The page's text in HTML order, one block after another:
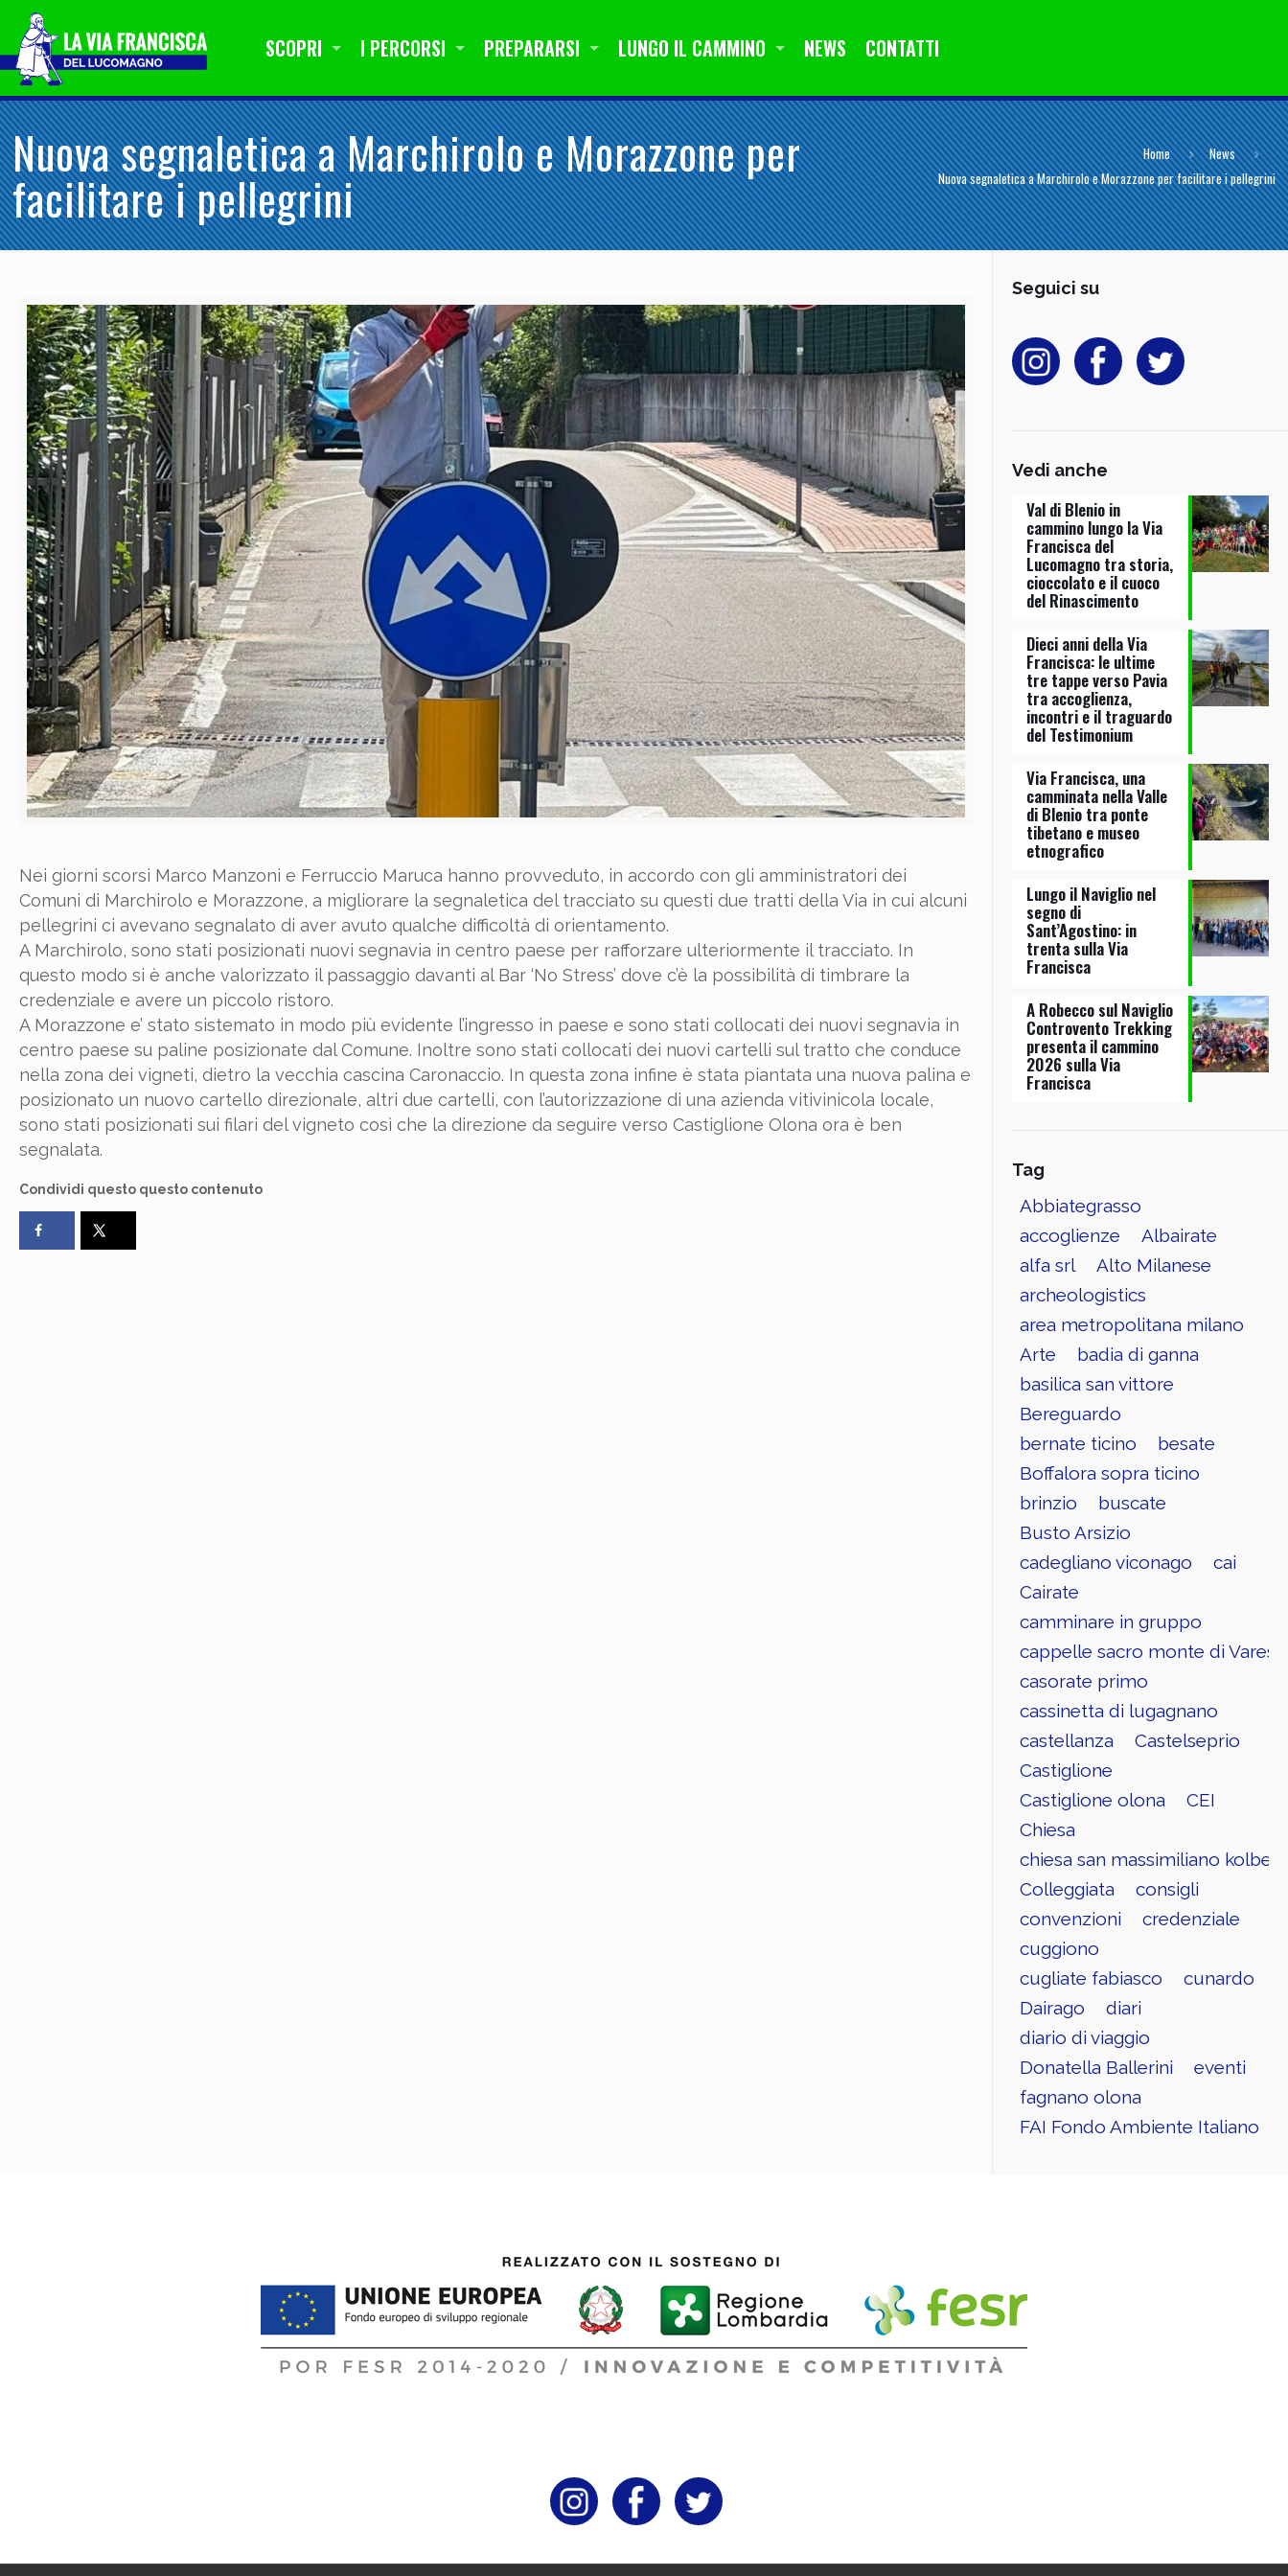
SCOPRI I PERCORSI PREPARARSI LUNGO IL CAMMINO NEWS CONTATTI
Nuova segnaletica a Marchirolo e Morazzone per
facilitare i pellegrini
Home
News
Nuova segnaletica a Marchirolo e Morazzone per facilitare i pellegrini
Nei giorni scorsi Marco Manzoni e Ferruccio Maruca hanno provveduto, in accordo con gli amministratori dei
Comuni di Marchirolo e Morazzone, a migliorare la segnaletica del tracciato su questi due tratti della Via in cui alcuni
pellegrini ci avevano segnalato di aver avuto qualche difficoltà di orientamento.
A Marchirolo, sono stati posizionati nuovi segnavia in centro paese per rafforzare ulteriormente il tracciato. In
questo modo si è anche valorizzato il passaggio davanti al Bar ‘No Stress’ dove c’è la possibilità di timbrare la
credenziale e avere un piccolo ristoro.
A Morazzone e’ stato sistemato in modo più evidente l’ingresso in paese e sono stati collocati dei nuovi segnavia in
centro paese su paline posizionate dal Comune. Inoltre sono stati collocati dei nuovi cartelli sul tratto che conduce
nella zona dei vigneti, dietro la vecchia cascina Caronaccio. In questa zona infine è stata piantata una nuova palina e
posizionato un nuovo cartello direzionale, altri due cartelli, con l’autorizzazione di una azienda vitivinicola locale,
sono stati posizionati sui filari del vigneto così che la direzione da seguire verso Castiglione Olona ora è ben
segnalata.
Condividi questo questo contenuto
Seguici su
Vedi anche
Val di Blenio in
cammino lungo la Via
Francisca del
Lucomagno tra storia,
cioccolato e il cuoco
del Rinascimento
Dieci anni della Via
Francisca: le ultime
tre tappe verso Pavia
tra accoglienza,
incontri e il traguardo
del Testimonium
Via Francisca, una
camminata nella Valle
di Blenio tra ponte
tibetano e museo
etnografico
Lungo il Naviglio nel
segno di
Sant’Agostino: in
trenta sulla Via
Francisca
A Robecco sul Naviglio
Controvento Trekking
presenta il cammino
2026 sulla Via
Francisca
Tag
Abbiategrasso
accoglienze
Albairate
alfa srl
Alto Milanese
archeologistics
area metropolitana milano
Arte
badia di ganna
basilica san vittore
Bereguardo
bernate ticino
besate
Boffalora sopra ticino
brinzio
buscate
Busto Arsizio
cadegliano viconago
cai
Cairate
camminare in gruppo
cappelle sacro monte di Varese
casorate primo
cassinetta di lugagnano
castellanza
Castelseprio
Castiglione
Castiglione olona
CEI
Chiesa
chiesa san massimiliano kolbe
Colleggiata
consigli
convenzioni
credenziale
cuggiono
cugliate fabiasco
cunardo
Dairago
diari
diario di viaggio
Donatella Ballerini
eventi
fagnano olona
FAI Fondo Ambiente Italiano